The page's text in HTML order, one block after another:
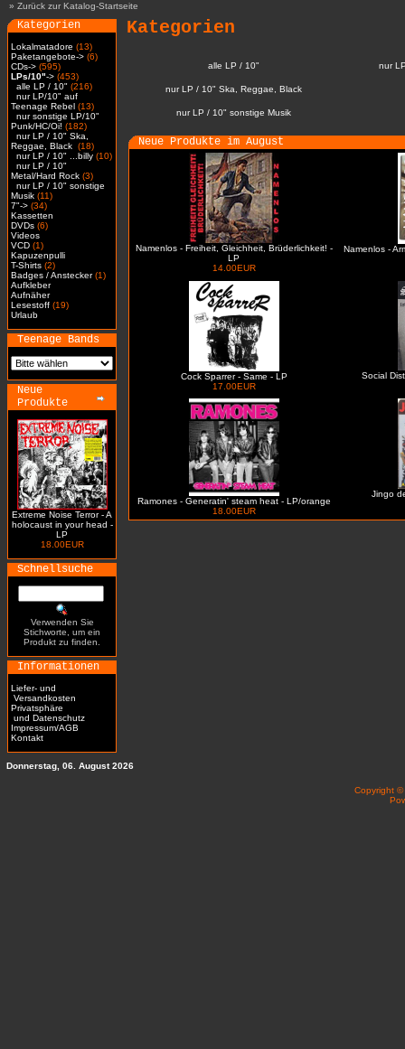
» Zurück zur Katalog-Startseite
Kategorien
Lokalmatadore (13)
Paketangebote-> (6)
CDs-> (595)
LPs/10"-> (453)
alle LP / 10" (216)
nur LP/10" auf
Teenage Rebel (13)
nur sonstige LP/10"
Punk/HC/Oi! (182)
nur LP / 10" Ska,
Reggae, Black (18)
nur LP / 10" ...billy (10)
nur LP / 10"
Metal/Hard Rock (3)
nur LP / 10" sonstige
Musik (11)
7"-> (34)
Kassetten
DVDs (6)
Videos
VCD (1)
Kapuzenpulli
T-Shirts (2)
Badges / Anstecker(1)
Aufkleber
Aufnäher
Lesestoff (19)
Urlaub
Teenage Bands
Neue
Produkte
Extreme Noise Terror - A
holocaust in your head -
LP
18.00EUR
Schnellsuche
Verwenden Sie
Stichworte, um ein
Produkt zu finden.
Informationen
Liefer- und
Versandkosten
Privatsphäre
und Datenschutz
Impressum/AGB
Kontakt
Kategorien
alle LP / 10" nur
nur LP / 10" Ska, Reggae, Black
nur LP / 10" sonstige Musik
Neue Produkte im August
Namenlos - Freiheit, Gleichheit, Brüderlichkeit! -
LP
14.00EUR
Namenlos -
Cock Sparrer - Same - LP
17.00EUR
Social
Ramones - Generatin' steam heat - LP/orange
18.00EUR
Jingo
Donnerstag, 06. August 2026
Copyright